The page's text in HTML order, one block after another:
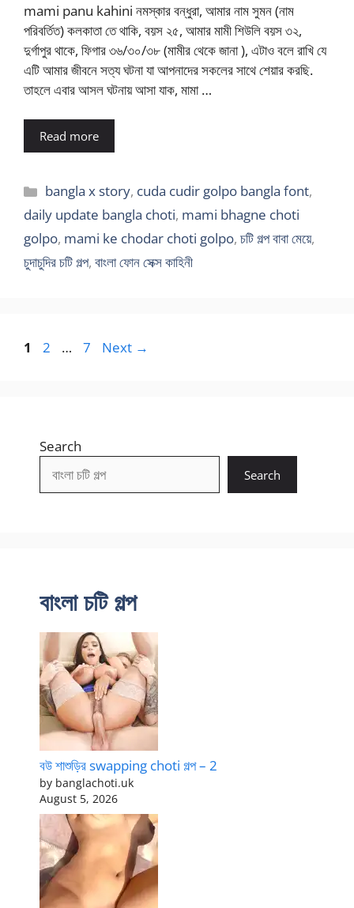
mami panu kahini নমস্কার বন্ধুরা, আমার নাম সুমন (নাম
পরিবর্তিত) কলকাতা তে থাকি, বয়স ২৫, আমার মামী শিউলি বয়স ৩২,
দুর্গাপুর থাকে, ফিগার ৩৬/৩০/৩৮ (মামীর থেকে জানা ), এটাও বলে রাখি যে
এটি আমার জীবনে সত্য ঘটনা যা আপনাদের সকলের সাথে শেয়ার করছি.
তাহলে এবার আসল ঘটনায় আসা যাক, মামা …
Read more
Categories
bangla x story, cuda cudir golpo bangla font,
daily update bangla choti, mami bhagne choti
golpo, mami ke chodar choti golpo, চটি গল্প বাবা মেয়ে,
চুদাচুদির চটি গল্প, বাংলা ফোন সেক্স কাহিনী
Page
1 Page
2 … Page
7 Next →
Search
Search
বাংলা চটি গল্প
বউ শাশুড়ির swapping choti গল্প – 2
by banglachoti.uk
August 5, 2026